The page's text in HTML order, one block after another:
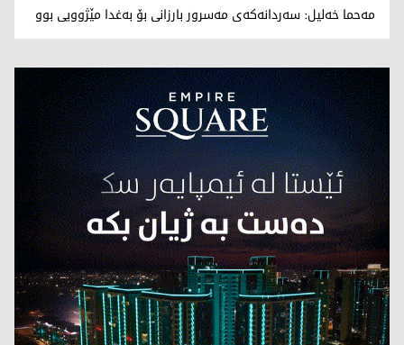
مەحما خەلیل: سەردانەکەی مەسرور بارزانی بۆ بەغدا مێژوویی بوو